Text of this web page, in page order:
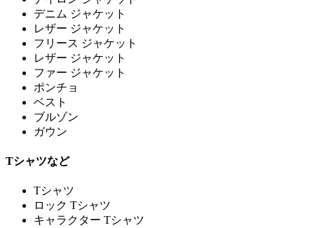
デニム ジャケット
レザー ジャケット
フリース ジャケット
レザー ジャケット
ファー ジャケット
ポンチョ
ベスト
ブルゾン
ガウン
Tシャツなど
Tシャツ
ロック Tシャツ
キャラクター Tシャツ